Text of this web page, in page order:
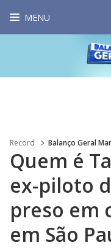
MENU
Record Balanço Geral
Quem é
ex-piloto
preso em
em São